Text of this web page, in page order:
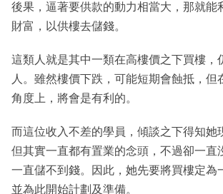
後果，逼著要供款的動力相當大，那就能
財富，以供樓去儲錢。
這類人就是其中一類在高樓價之下買樓，
人。雖然樓價下跌，可能短期會蝕抵，但
角度上，將會是有利的。
而這位收入不差的學員，傾談之下得知她
但其實一直都有置業的念頭，不過卻一直
一直儲不到錢。因此，她先要將買樓定為
並為此開始計劃及準備。